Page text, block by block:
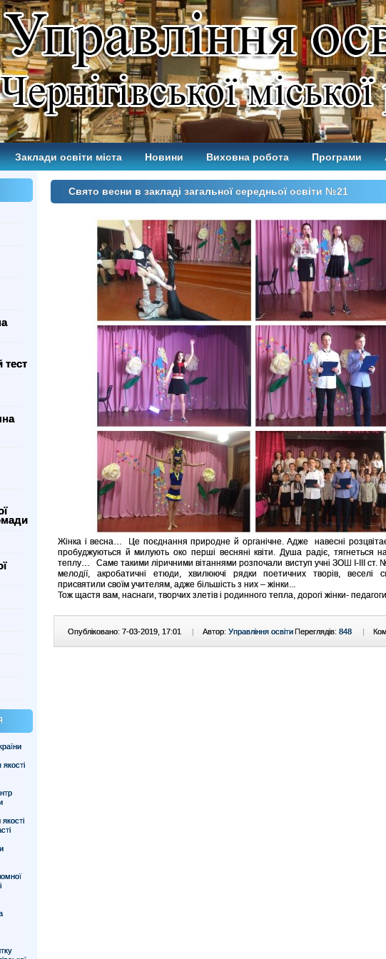
Заклади освіти міста Новини Виховна робота Програми
Свято весни в закладі загальної середньої освіти №21
Жінка і весна… Це поєднання природне й органічне. Адже навесні
пробуджуються й милують око перші весняні квіти. Душа радіє, тягнеться
теплу… Саме такими ліричними вітаннями розпочали виступ учні ЗОШ І-ІІІ ст.
мелодії, акробатичні етюди, хвилюючі рядки поетичних творів, веселі
присвятили своїм учителям, адже більшість з них – жінки...
Тож щастя вам, наснаги, творчих злетів і родинного тепла, дорогі жінки-
Опубліковано: 7-03-2019, 17:01 | Автор: Управління освітиПереглядів: 848 |